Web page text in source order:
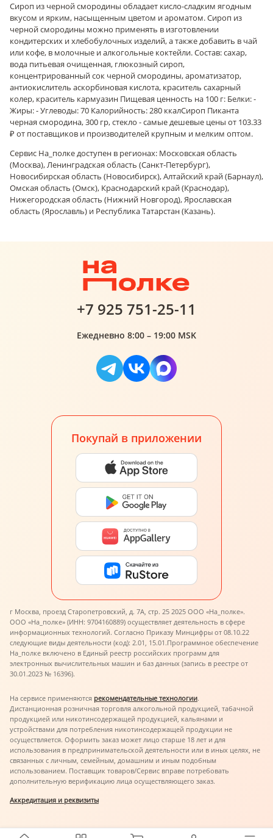
Сироп из черной смородины обладает кисло-сладким ягодным
вкусом и ярким, насыщенным цветом и ароматом. Сироп из
черной смородины можно применять в изготовлении
кондитерских и хлебобулочных изделий, а также добавить в чай
или кофе, в молочные и алкогольные коктейли. Состав: сахар,
вода питьевая очищенная, глюкозный сироп,
концентрированный сок черной смородины, ароматизатор,
антиокислитель аскорбиновая кислота, краситель сахарный
колер, краситель кармуазин Пищевая ценность на 100 г: Белки: -
Жиры: - Углеводы: 70 Калорийность: 280 ккалСироп Пиканта
черная смородина, 300 гр, стекло - самые дешевые цены от 103.33
₽ от поставщиков и производителей крупным и мелким оптом.
Сервис На_полке доступен в регионах: Московская область
(Москва), Ленинградская область (Санкт-Петербург),
Новосибирская область (Новосибирск), Алтайский край (Барнаул),
Омская область (Омск), Краснодарский край (Краснодар),
Нижегородская область (Нижний Новгород), Ярославская
область (Ярославль) и Республика Татарстан (Казань).
+7 925 751-25-11
Ежедневно 8:00 – 19:00 MSK
Покупай в приложении
г Москва, проезд Старопетровский, д. 7А, стр. 25 2025 ООО «На_полке».
ООО «На_полке» (ИНН: 9704160889) осуществляет деятельность в сфере
информационных технологий. Согласно Приказу Минцифры от 08.10.22
следующие виды деятельности (код): 2.01, 15.01.Программное обеспечение
На_полке включено в Единый реестр российских программ для
электронных вычислительных машин и баз данных (запись в реестре от
30.01.2023 № 16396).
На сервисе применяются рекомендательные технологии.
Дистанционная розничная торговля алкогольной продукцией, табачной
продукцией или никотинсодержащей продукцией, кальянами и
устройствами для потребления никотинсодержащей продукции не
осуществляется. Оформить заказ может лицо старше 18 лет и для
использования в предпринимательской деятельности или в иных целях, не
связанных с личным, семейным, домашним и иным подобным
использованием. Поставщик товаров/Сервис вправе потребовать
дополнительную верификацию лица осуществляющего заказ.
Аккредитация и реквизиты